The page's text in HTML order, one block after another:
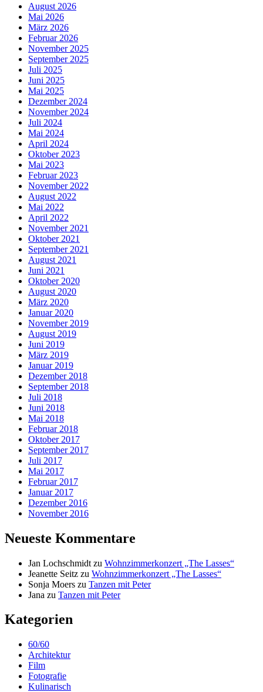
August 2026
Mai 2026
März 2026
Februar 2026
November 2025
September 2025
Juli 2025
Juni 2025
Mai 2025
Dezember 2024
November 2024
Juli 2024
Mai 2024
April 2024
Oktober 2023
Mai 2023
Februar 2023
November 2022
August 2022
Mai 2022
April 2022
November 2021
Oktober 2021
September 2021
August 2021
Juni 2021
Oktober 2020
August 2020
März 2020
Januar 2020
November 2019
August 2019
Juni 2019
März 2019
Januar 2019
Dezember 2018
September 2018
Juli 2018
Juni 2018
Mai 2018
Februar 2018
Oktober 2017
September 2017
Juli 2017
Mai 2017
Februar 2017
Januar 2017
Dezember 2016
November 2016
Neueste Kommentare
Jan Lochschmidt zu Wohnzimmerkonzert „The Lasses“
Jeanette Seitz zu Wohnzimmerkonzert „The Lasses“
Sonja Moers zu Tanzen mit Peter
Jana zu Tanzen mit Peter
Kategorien
60/60
Architektur
Film
Fotografie
Kulinarisch